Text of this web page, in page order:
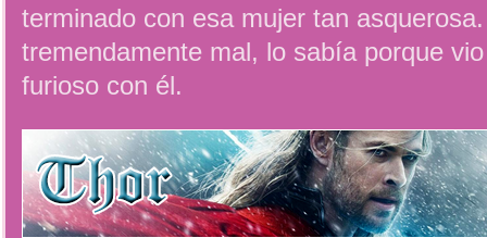
terminado con esa mujer tan
tremendamente mal, lo sabía porque
furioso con él.